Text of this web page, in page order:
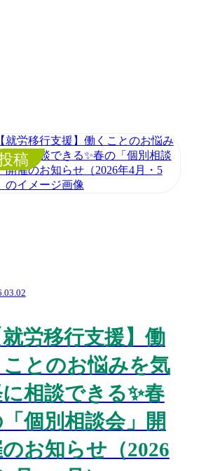
稿
就労移行支援】働
ことのお悩みを気
相談できる✨春
個別相談会」開
お知らせ（2026